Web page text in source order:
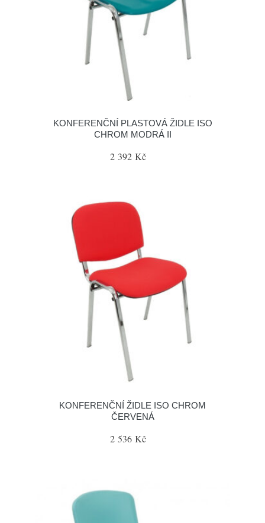
KONFERENČNÍ PLASTOVÁ ŽIDLE ISO
CHROM MODRÁ II
2 392 Kč
KONFERENČNÍ ŽIDLE ISO CHROM
ČERVENÁ
2 536 Kč